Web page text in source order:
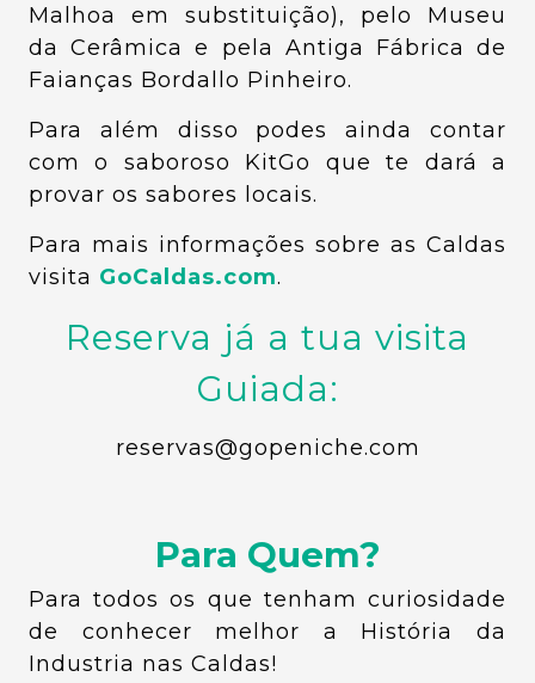
Malhoa em substituição), pelo Museu
da Cerâmica e pela Antiga Fábrica de
Faianças Bordallo Pinheiro.
Para além disso podes ainda contar
com o saboroso KitGo que te dará a
provar os sabores locais.
Para mais informações sobre as Caldas
visita GoCaldas.com.
Reserva já a tua visita
Guiada:
reservas@gopeniche.com
Para Quem?
Para todos os que tenham curiosidade
de conhecer melhor a História da
Industria nas Caldas!